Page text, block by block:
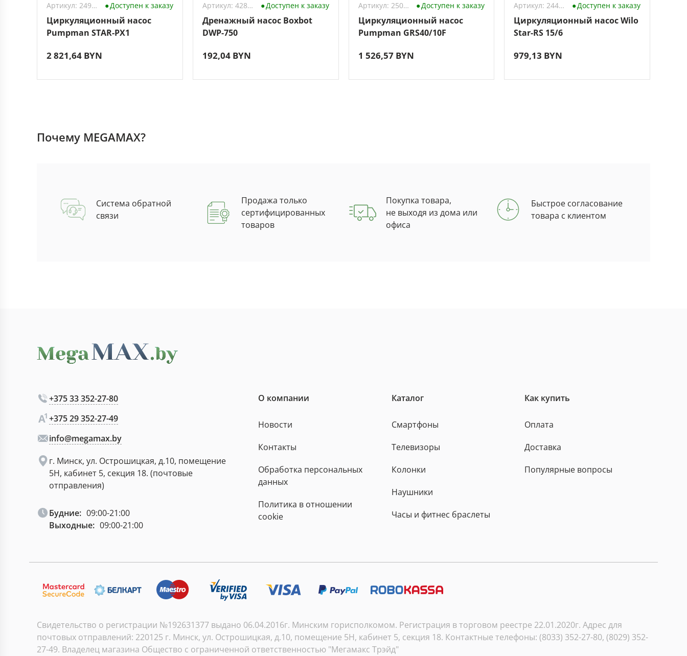
Артикул: 2491734 Доступен к заказу
Циркуляционный насос
Pumpman STAR-PX1
2 821,64 BYN
Артикул: 4289142 Доступен к заказу
Дренажный насос Boxbot
DWP-750
192,04 BYN
Артикул: 2500237 Доступен к заказу
Циркуляционный насос
Pumpman GRS40/10F
1 526,57 BYN
Артикул: 2440416 Доступен к заказу
Циркуляционный насос Wilo
Star-RS 15/6
979,13 BYN
Почему MEGAMAX?
Система обратной
связи
Продажа только
сертифицированных
товаров
Покупка товара,
не выходя из дома или
офиса
Быстрое согласование
товара с клиентом
+375 33 352-27-80
+375 29 352-27-49
info@megamax.by
г. Минск, ул. Острошицкая, д.10, помещение
5Н, кабинет 5, секция 18. (почтовые
отправления)
Будние: 09:00-21:00
Выходные: 09:00-21:00
О компании
Новости
Контакты
Обработка персональных
данных
Политика в отношении
cookie
Каталог
Смартфоны
Телевизоры
Колонки
Наушники
Часы и фитнес браслеты
Как купить
Оплата
Доставка
Популярные вопросы
Свидетельство о регистрации №192631377 выдано 06.04.2016г. Минским горисполкомом. Регистрация в торговом реестре 22.01.2020г. Адрес для
почтовых отправлений: 220125 г. Минск, ул. Острошицкая, д.10, помещение 5Н, кабинет 5, секция 18. Контактные телефоны: (8033) 352-27-80, (8029) 352-
27-49. Владелец магазина Общество с ограниченной ответственностью "Мегамакс Трэйд"